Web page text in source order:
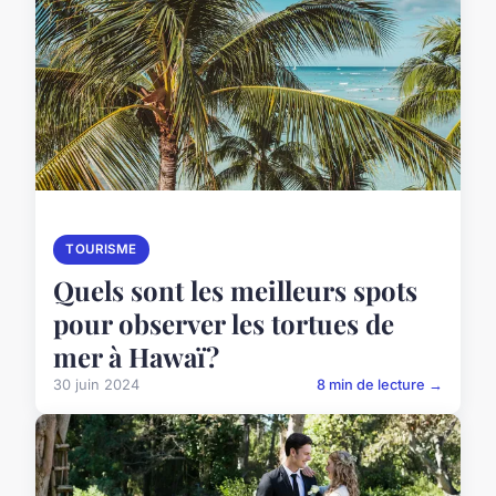
TOURISME
Quels sont les meilleurs spots
pour observer les tortues de
mer à Hawaï?
30 juin 2024 8 min de lecture →